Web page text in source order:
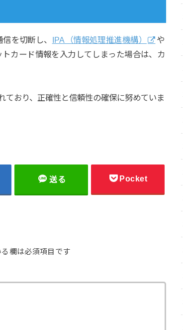
を切断し、 IPA（情報処理推進機構）
や
カード情報を入力してしまった場合は、カ
ており、正確性と信頼性の確保に努めていま
送る Pocket
欄は必須項目です